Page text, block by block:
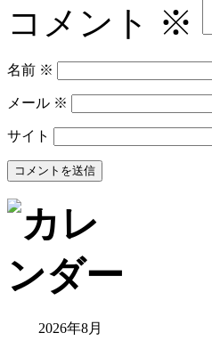
コメント ※
名前 ※
メール ※
サイト
2026年8月